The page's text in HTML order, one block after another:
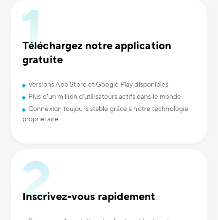
Téléchargez notre application
gratuite
Versions App Store et Google Play disponibles
Plus d'un million d'utilisateurs actifs dans le monde
Connexion toujours stable grâce à notre technologie
propriétaire
Inscrivez-vous rapidement